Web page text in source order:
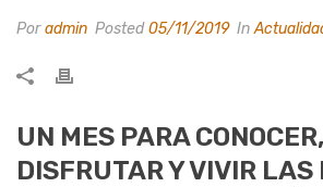
Poradmin Posted05/11/2019 In
UN MES PARA CONOCER,
DISFRUTAR Y VIVIR LAS